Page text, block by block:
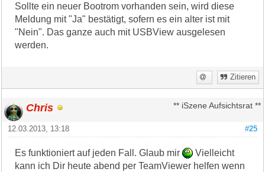
Sollte ein neuer Bootrom vorhanden sein, wird diese
Meldung mit "Ja" bestätigt, sofern es ein alter ist mit
"Nein". Das ganze auch mit USBView ausgelesen
werden.
Zitieren
Chris ** iSzene Aufsichtsrat **
#25
12.03.2013, 13:18
Es funktioniert auf jeden Fall. Glaub mir
Vielleicht
kann ich Dir heute abend per TeamViewer helfen wenn